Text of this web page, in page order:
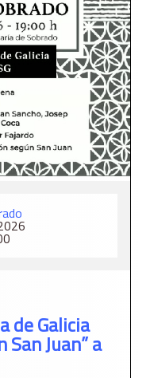
de Galicia
San Juan” a